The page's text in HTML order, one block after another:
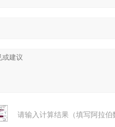
请输入计算结果（填写阿拉